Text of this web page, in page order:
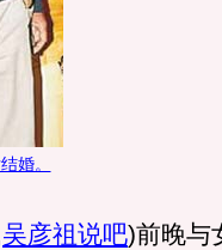
婚。
吴彦祖说吧)前晚与